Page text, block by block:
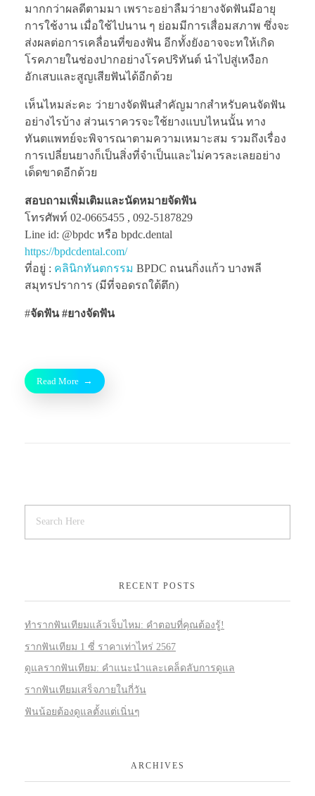
มากกว่าผลดีตามมา เพราะอย่าลืมว่ายางจัดฟันมีอายุ
การใช้งาน เมื่อใช้ไปนาน ๆ ย่อมมีการเสื่อมสภาพ ซึ่งจะ
ส่งผลต่อการเคลื่อนที่ของฟัน อีกทั้งยังอาจจะทให้เกิด
โรคภายในช่องปากอย่างโรคปริทันต์ นำไปสู่เหงือก
อักเสบและสูญเสียฟันได้อีกด้วย
เห็นไหมล่ะคะ ว่ายางจัดฟันสำคัญมากสำหรับคนจัดฟัน
อย่างไรบ้าง ส่วนเราควรจะใช้ยางแบบไหนนั้น ทาง
ทันตแพทย์จะพิจารณาตามความเหมาะสม รวมถึงเรื่อง
การเปลี่ยนยางก็เป็นสิ่งที่จำเป็นและไม่ควรละเลยอย่าง
เด็ดขาดอีกด้วย
สอบถามเพิ่มเติมและนัดหมายจัดฟัน
โทรศัพท์ 02-0665455 , 092-5187829
Line id: @bpdc หรือ bpdc.dental
https://bpdcdental.com/
ที่อยู่ : คลินิกทันตกรรม BPDC ถนนกิ่งแก้ว บางพลี
สมุทรปราการ (มีที่จอดรถใต้ตึก)
#จัดฟัน #ยางจัดฟัน
Read More
RECENT POSTS
ทำรากฟันเทียมแล้วเจ็บไหม: คำตอบที่คุณต้องรู้!
รากฟันเทียม 1 ซี่ ราคาเท่าไหร่ 2567
ดูแลรากฟันเทียม: คำแนะนำและเคล็ดลับการดูแล
รากฟันเทียมเสร็จภายในกี่วัน
ฟันน้อยต้องดูแลตั้งแต่เนิ่นๆ
ARCHIVES